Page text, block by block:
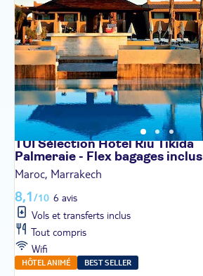
TUI Sélection Hôtel Riu Tikida
Palmeraie - Flex bagages inclus
Maroc, Marrakech
8,1/10 6 avis
Vols et transferts inclus
Tout compris
Wifi
HÔTEL ANIMÉ BEST SELLER